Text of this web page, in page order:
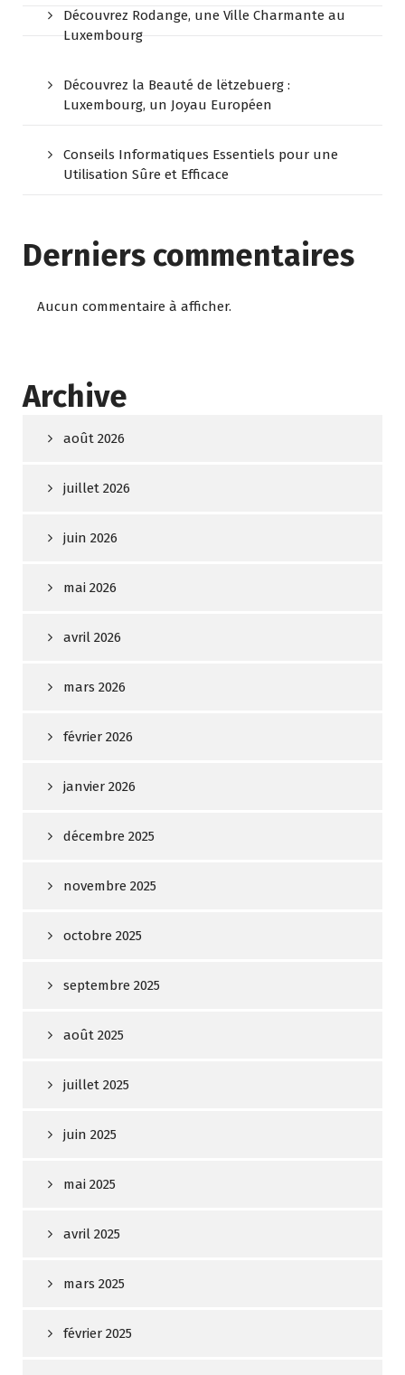
Découvrez Rodange, une Ville Charmante au
Luxembourg
Découvrez la Beauté de lëtzebuerg :
Luxembourg, un Joyau Européen
Conseils Informatiques Essentiels pour une
Utilisation Sûre et Efficace
Derniers commentaires
Aucun commentaire à afficher.
Archive
août 2026
juillet 2026
juin 2026
mai 2026
avril 2026
mars 2026
février 2026
janvier 2026
décembre 2025
novembre 2025
octobre 2025
septembre 2025
août 2025
juillet 2025
juin 2025
mai 2025
avril 2025
mars 2025
février 2025